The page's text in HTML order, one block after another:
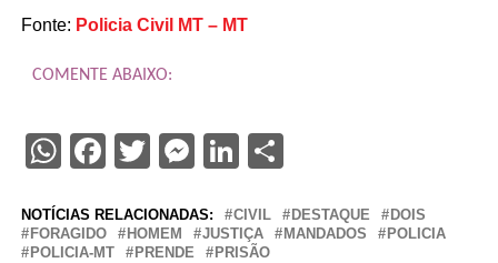
Fonte: Policia Civil MT – MT
COMENTE ABAIXO:
WhatsApp
Facebook
TwitterMessenger
LinkedIn
NOTÍCIAS RELACIONADAS: CIVIL DESTAQUE
DOIS
FORAGIDO
HOMEM JUSTIÇA MANDADOS
POLICIA
POLICIA-MT
PRENDE PRISÃO